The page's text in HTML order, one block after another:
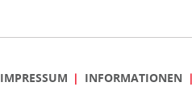
IMPRESSUM INFORMATIONEN